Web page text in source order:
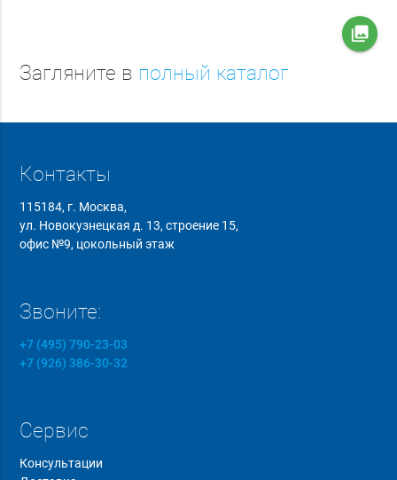
collections
Загляните в полный каталог
Контакты
115184, г. Москва,
ул. Новокузнецкая д. 13, строение 15,
офис №9, цокольный этаж
Звоните:
+7 (495) 790-23-03
+7 (926) 386-30-32
Сервис
Консультации